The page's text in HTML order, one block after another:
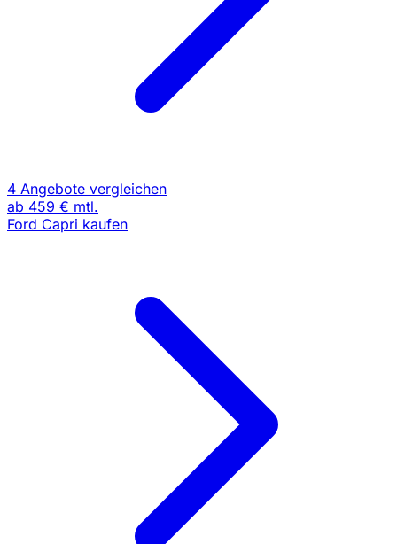
4 Angebote vergleichen
ab 459 € mtl.
Ford Capri kaufen